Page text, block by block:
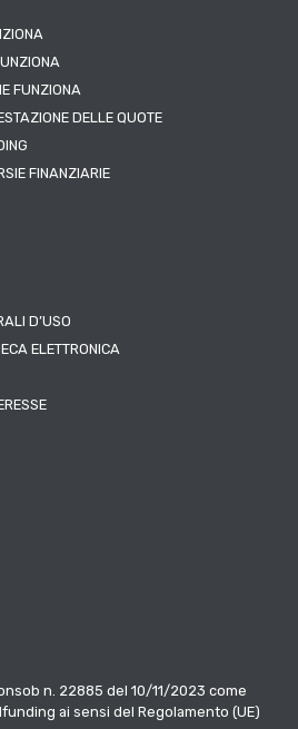
FUNZIONA
DELLE QUOTE
FINANZIARIE
D’USO
ELETTRONICA
n. 22885 del 10/11/2023 come
ai sensi del Regolamento (UE)